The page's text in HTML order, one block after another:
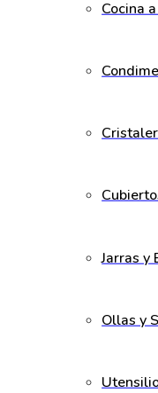
Cocina
Jarras y
Ollas y